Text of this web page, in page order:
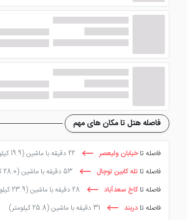
فاصله هتل تا مکان های مهم
فاصله تاخیابان ولیعصر 22 دقیقه با ماشین
(19.9 کیلومتر)
فاصله تا تله کابین توچال 53 دقیقه با ماشین
(28.0 کیلومتر)
فاصله تا کاخ سعدآباد 28 دقیقه با ماشین
(23.9 کیلومتر)
فاصله تا دربند 31 دقیقه با ماشین
(25.8 کیلومتر)